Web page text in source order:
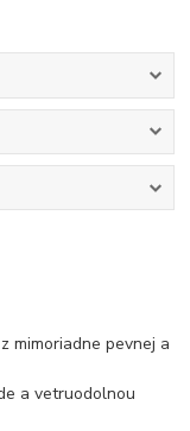
mimoriadne pevnej a
a vetruodolnou